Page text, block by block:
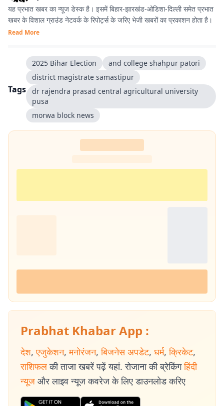
यह प्रभात खबर का न्यूज डेस्क है। इसमें बिहार-झारखंड-ओडिशा-दिल्‍ली समेत प्रभात
खबर के विशाल ग्राउंड नेटवर्क के रिपोर्ट्स के जरिए भेजी खबरों का प्रकाशन होता है।
Read More
Tags
2025 Bihar Election
and college shahpur patori
district magistrate samastipur
dr rajendra prasad central agricultural university
pusa
morwa block news
Prabhat Khabar App :
देश, एजुकेशन, मनोरंजन, बिजनेस अपडेट, धर्म, क्रिकेट,
राशिफल की ताजा खबरें पढ़ें यहां. रोजाना की ब्रेकिंग हिंदी
न्यूज और लाइव न्यूज कवरेज के लिए डाउनलोड करिए